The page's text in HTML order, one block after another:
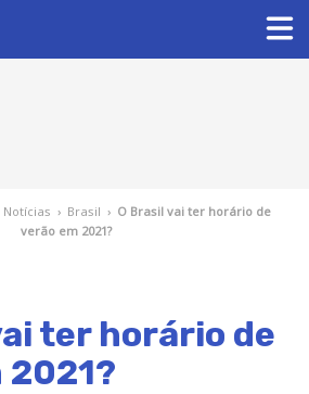
Notícias › Brasil › O Brasil vai ter horário de
verão em 2021?
ter horário de
2021?